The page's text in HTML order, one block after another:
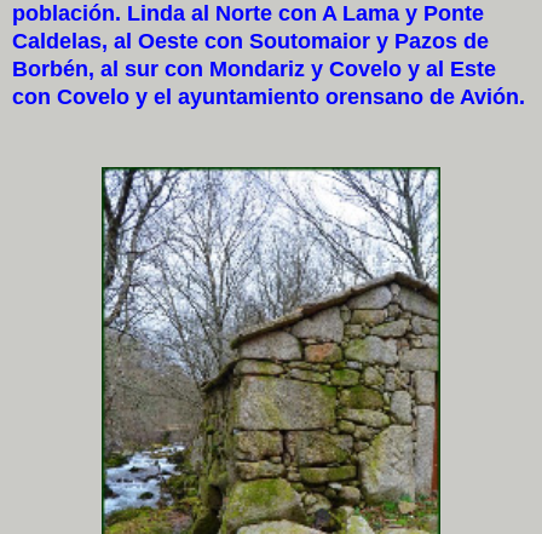
población. Linda al Norte con A Lama y Ponte
Caldelas, al Oeste con Soutomaior y Pazos de
Borbén, al sur con Mondariz y Covelo y al Este
con Covelo y el ayuntamiento orensano de Avión.